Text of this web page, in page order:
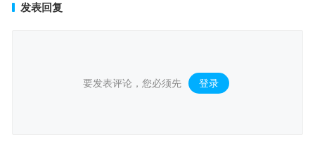
发表回复
要发表评论，您必须先 登录 。